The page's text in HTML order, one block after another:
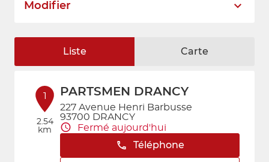
NOUS REJOINDRE
CONTACTEZ-NOUS
ESPACE ADHÉRENT
Modifier
Liste Carte
1
2.54
km
PARTSMEN DRANCY
227 Avenue Henri Barbusse
93700 DRANCY
Fermé aujourd'hui
Téléphone